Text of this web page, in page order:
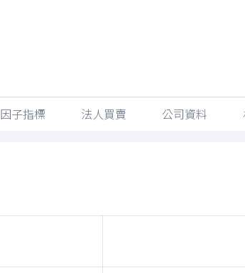
因子指標 法人買賣 公司資料